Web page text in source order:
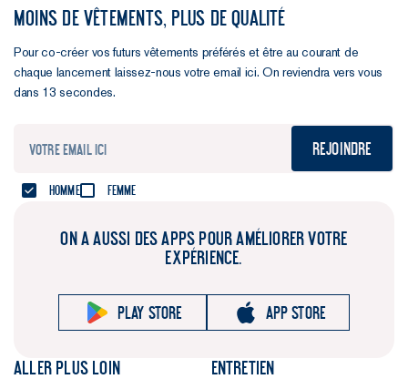
MOINS DE VÊTEMENTS, PLUS DE QUALITÉ
Pour co-créer vos futurs vêtements préférés et être au courant de
chaque lancement laissez-nous votre email ici. On reviendra vers vous
dans 13 secondes.
Rejoindre
Homme Femme
ON A AUSSI DES APPS POUR AMÉLIORER VOTRE
EXPÉRIENCE.
Play store App store
Aller plus loin Entretien